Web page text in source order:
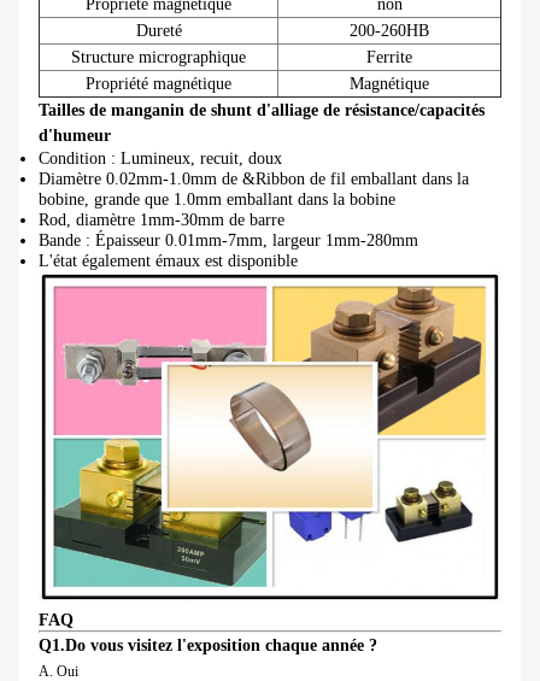
Propriété magnétique
non
Dureté
200-260HB
Structure micrographique
Ferrite
Propriété magnétique
Magnétique
Tailles de manganin de shunt d'alliage de résistance/capacités
d'humeur
Condition : Lumineux, recuit, doux
Diamètre 0.02mm-1.0mm de &Ribbon de fil emballant dans la
bobine, grande que 1.0mm emballant dans la bobine
Rod, diamètre 1mm-30mm de barre
Bande : Épaisseur 0.01mm-7mm, largeur 1mm-280mm
L'état également émaux est disponible
FAQ
Q1.Do vous visitez l'exposition chaque année ?
A. Oui